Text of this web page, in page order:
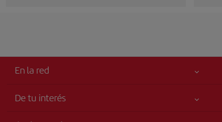
En la red
De tu interés